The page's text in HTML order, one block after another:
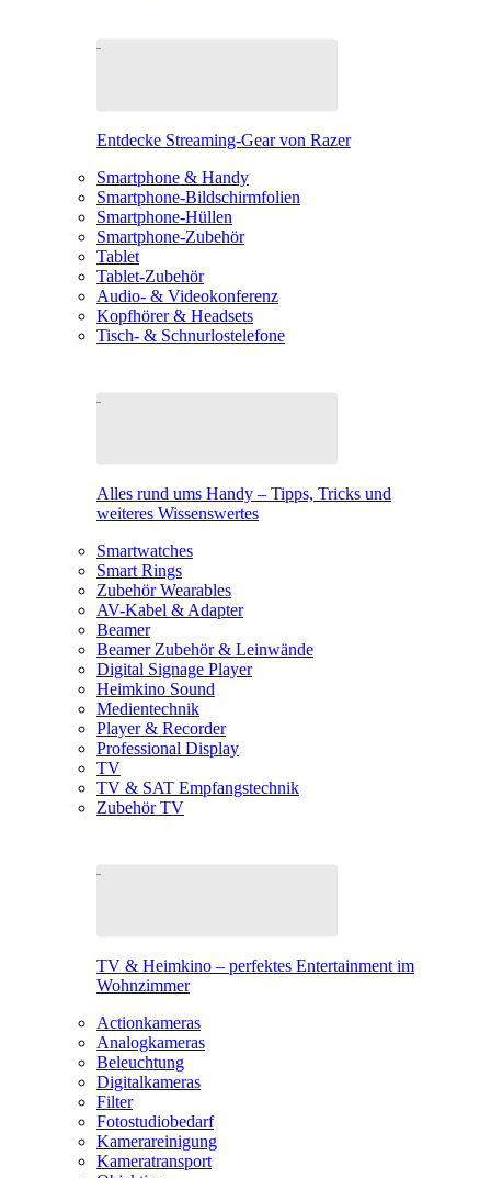
Entdecke Streaming-Gear von Razer
Smartphone & Handy
Smartphone-Bildschirmfolien
Smartphone-Hüllen
Smartphone-Zubehör
Tablet
Tablet-Zubehör
Audio- & Videokonferenz
Kopfhörer & Headsets
Tisch- & Schnurlostelefone
Alles rund ums Handy – Tipps, Tricks und
weiteres Wissenswertes
Smartwatches
Smart Rings
Zubehör Wearables
AV-Kabel & Adapter
Beamer
Beamer Zubehör & Leinwände
Digital Signage Player
Heimkino Sound
Medientechnik
Player & Recorder
Professional Display
TV
TV & SAT Empfangstechnik
Zubehör TV
TV & Heimkino – perfektes Entertainment im
Wohnzimmer
Actionkameras
Analogkameras
Beleuchtung
Digitalkameras
Filter
Fotostudiobedarf
Kamerareinigung
Kameratransport